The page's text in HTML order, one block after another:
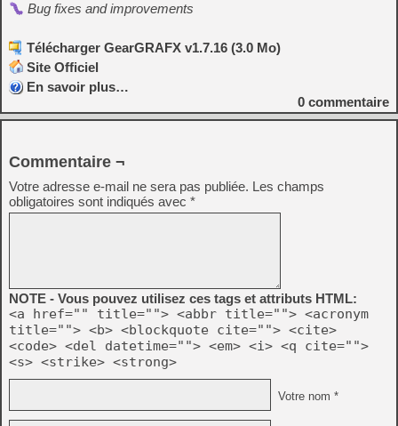
Bug fixes and improvements
Télécharger GearGRAFX v1.7.16 (3.0 Mo)
Site Officiel
En savoir plus…
0 commentaire
Commentaire ¬
Votre adresse e-mail ne sera pas publiée. Les champs
obligatoires sont indiqués avec *
NOTE - Vous pouvez utilisez ces tags et attributs HTML:
<a href="" title=""> <abbr title=""> <acronym
title=""> <b> <blockquote cite=""> <cite>
<code> <del datetime=""> <em> <i> <q cite="">
<s> <strike> <strong>
Votre nom *